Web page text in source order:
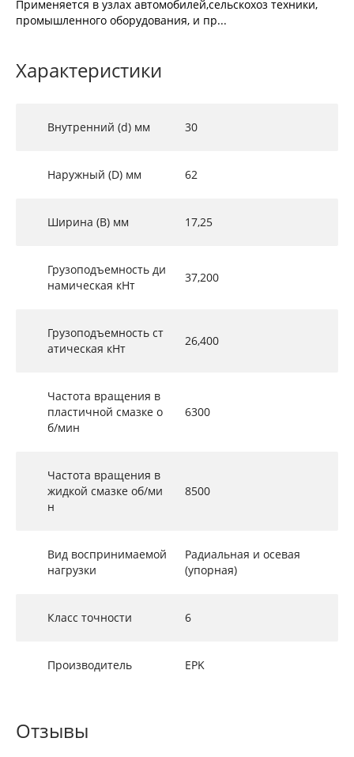
Применяется в узлах автомобилей,сельскохоз техники,
промышленного оборудования, и пр...
Характеристики
Внутренний (d) мм 30
Наружный (D) мм 62
Ширина (B) мм 17,25
Грузоподъемность ди
намическая кНт
37,200
Грузоподъемность ст
атическая кНт
26,400
Частота вращения в
пластичной смазке о
б/мин
6300
Частота вращения в
жидкой смазке об/ми
н
8500
Вид воспринимаемой
нагрузки
Радиальная и осевая
(упорная)
Класс точности 6
Производитель EPK
Отзывы